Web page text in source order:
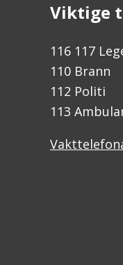
Viktige
116 117
110 Brann
112 Politi
113